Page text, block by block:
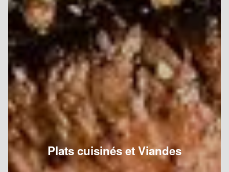
Plats cuisinés et Viandes